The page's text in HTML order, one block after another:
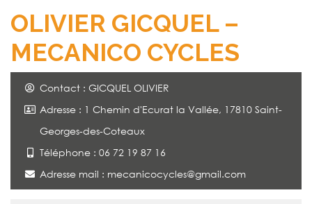
OLIVIER GICQUEL –
MECANICO CYCLES
Contact : GICQUEL OLIVIER
Adresse : 1 Chemin d'Ecurat la Vallée, 17810 Saint-
Georges-des-Coteaux
Téléphone : 06 72 19 87 16
Adresse mail : mecanicocycles@gmail.com